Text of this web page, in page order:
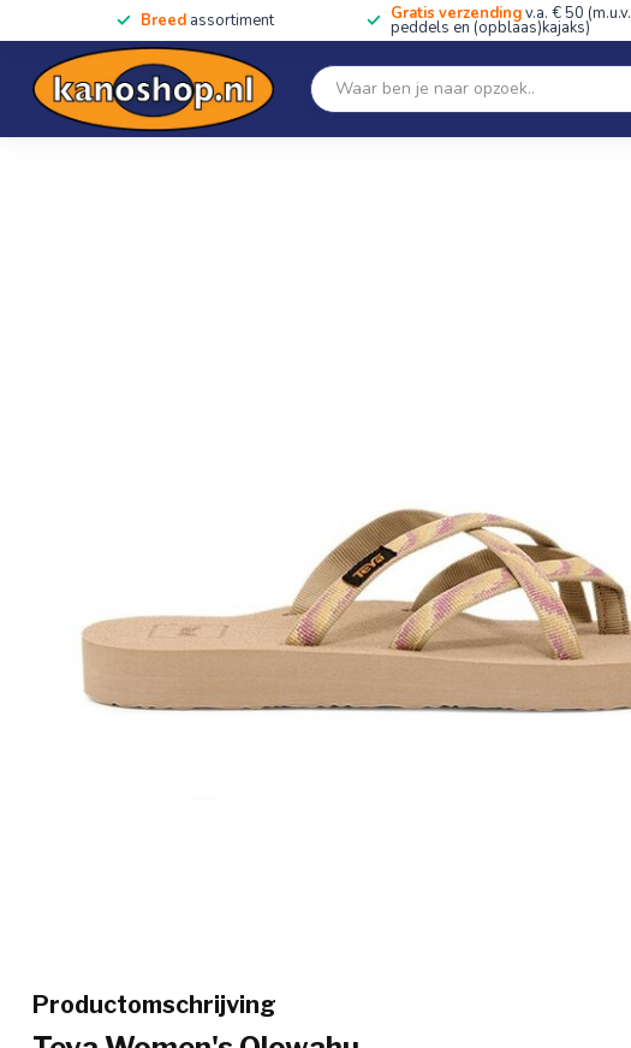
Breed assortiment Gratis verzendingv.a. € 50 (m.u.v.
peddels en (opblaas)kajaks)
SALE!! Kano's, kajaks & SUP's Peddels Kleding
Home Women's Olowahu
Productomschrijving